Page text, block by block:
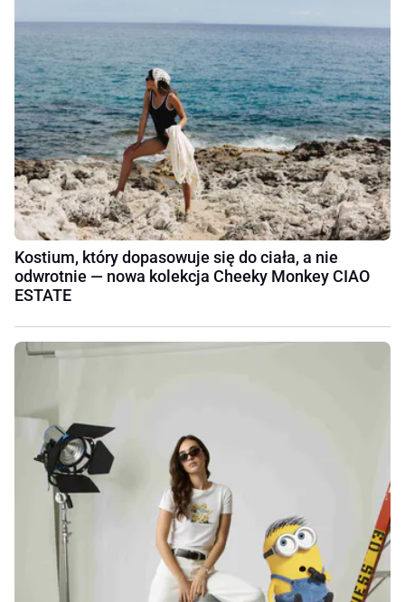
Kostium, który dopasowuje się do ciała, a nie
odwrotnie — nowa kolekcja Cheeky Monkey CIAO
ESTATE